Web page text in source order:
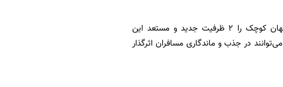
«ابراهیم جلیلی» سکونتگاه زیرزمینی سامن و مجموعه تفریحی و توریستی «مینی‌وُرلد» یا جهان کوچک را ۲ ظرفیت جدید و مستعد این
در جذب و ماندگاری مسافران اثرگذار